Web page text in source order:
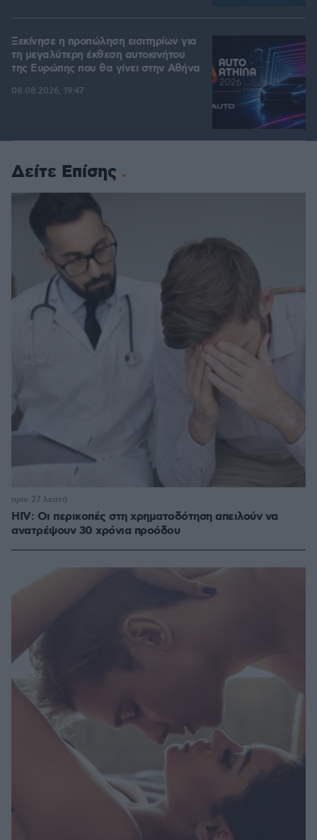
Ξεκίνησε η προπώληση εισιτηρίων για
τη μεγαλύτερη έκθεση αυτοκινήτου
της Ευρώπης που θα γίνει στην Αθήνα
08.08.2026, 19:47
Δείτε Επίσης
HIV: Οι περικοπές στη χρηματοδότηση απειλούν να
ανατρέψουν 30 χρόνια προόδου
πριν 27 λεπτά